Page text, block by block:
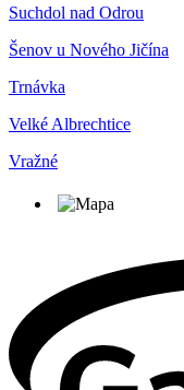
Suchdol nad Odrou
Šenov u Nového Jičína
Trnávka
Velké Albrechtice
Vražné